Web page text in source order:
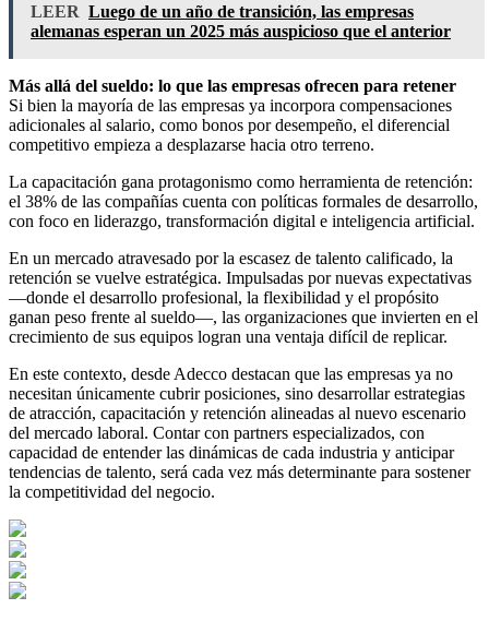
LEER Luego de un año de transición, las empresas
alemanas esperan un 2025 más auspicioso que el anterior
Más allá del sueldo: lo que las empresas ofrecen para retener
Si bien la mayoría de las empresas ya incorpora compensaciones
adicionales al salario, como bonos por desempeño, el diferencial
competitivo empieza a desplazarse hacia otro terreno.
La capacitación gana protagonismo como herramienta de retención:
el 38% de las compañías cuenta con políticas formales de desarrollo,
con foco en liderazgo, transformación digital e inteligencia artificial.
En un mercado atravesado por la escasez de talento calificado, la
retención se vuelve estratégica. Impulsadas por nuevas expectativas
—donde el desarrollo profesional, la flexibilidad y el propósito
ganan peso frente al sueldo—, las organizaciones que invierten en el
crecimiento de sus equipos logran una ventaja difícil de replicar.
En este contexto, desde Adecco destacan que las empresas ya no
necesitan únicamente cubrir posiciones, sino desarrollar estrategias
de atracción, capacitación y retención alineadas al nuevo escenario
del mercado laboral. Contar con partners especializados, con
capacidad de entender las dinámicas de cada industria y anticipar
tendencias de talento, será cada vez más determinante para sostener
la competitividad del negocio.